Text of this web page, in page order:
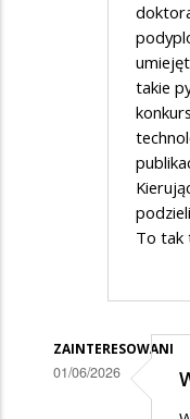
takie
To tak
ZAINTERESOWANI
01/06/2026